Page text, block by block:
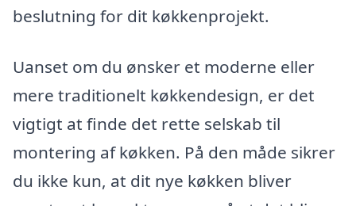
beslutning for dit køkkenprojekt.
Uanset om du ønsker et moderne eller
mere traditionelt køkkendesign, er det
vigtigt at finde det rette selskab til
montering af køkken. På den måde sikrer
du ikke kun, at dit nye køkken bliver